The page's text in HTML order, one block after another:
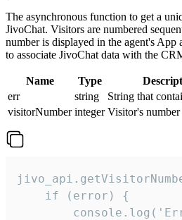
The asynchronous function to get a
JivoChat. Visitors are numbered
number is displayed in the agent's App
to associate JivoChat data with the
Name Type
err
string
String that
visitorNumber integer Visitor's number
    if (error) {